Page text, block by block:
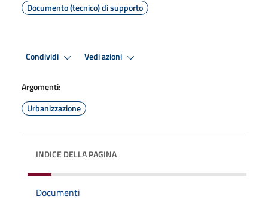
Documento (tecnico) di supporto
Condividi Vedi azioni
Argomenti:
Urbanizzazione
INDICE DELLA PAGINA
Documenti